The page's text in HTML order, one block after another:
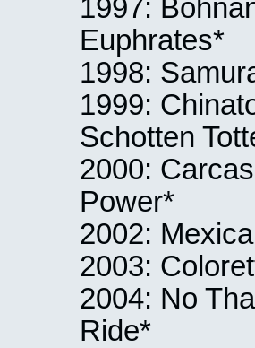
1997:
Euphrates*
1998:
1999:
Schotten
2000:
Power*
2002:
2003:
2004: No
Ride*